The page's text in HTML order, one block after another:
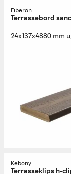
Fiberon
Terrassebord
24x137x4880 mm
Kebony
Terrasseklips h-